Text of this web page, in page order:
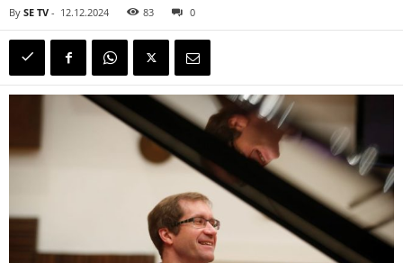
By SE TV - 12.12.2024 83 0